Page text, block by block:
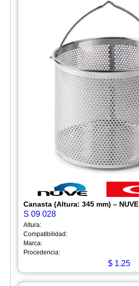
Canasta (Altura: 345 mm) – NUVE
S 09 028
Altura:
Compatibilidad:
Marca:
Procedencia:
$ 1.25